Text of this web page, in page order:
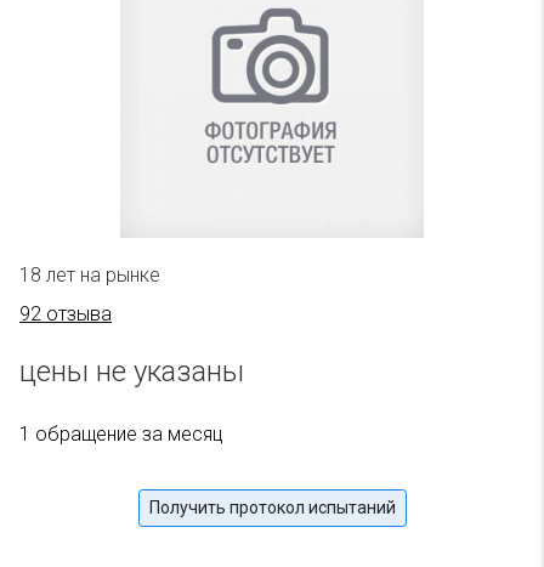
18 лет на рынке
92 отзыва
цены не указаны
1 обращение за месяц
Получить протокол испытаний